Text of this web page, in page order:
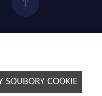
SOUBORY COOKIE